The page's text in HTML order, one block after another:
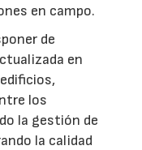
en campo.
de
en
los
la gestión de
la calidad